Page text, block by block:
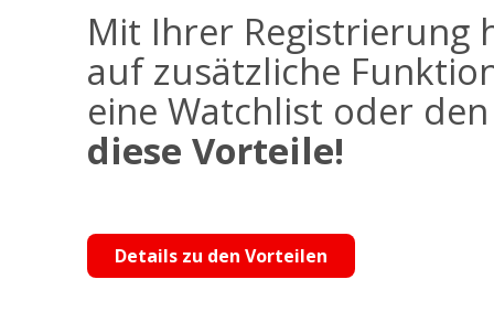
Mit Ihrer Registrierung
auf zusätzliche
eine Watchlist oder
diese Vorteile!
Details zu den Vorteilen